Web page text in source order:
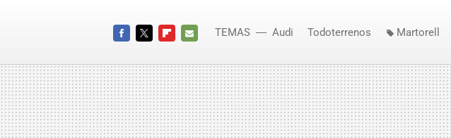
MAIL
TEMAS Audi Todoterrenos Martorell